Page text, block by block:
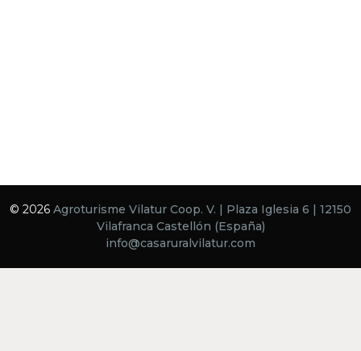
© 2026 Agroturisme Vilatur Coop. V. | Plaza Iglesia 6 | 12150
Vilafranca Castellón (España)
info@casaruralvilatur.com